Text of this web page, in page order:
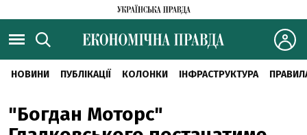
НОВИНИ ПУБЛІКАЦІЇ КОЛОНКИ ІНФРАСТРУКТУРА
"Богдан Моторс"